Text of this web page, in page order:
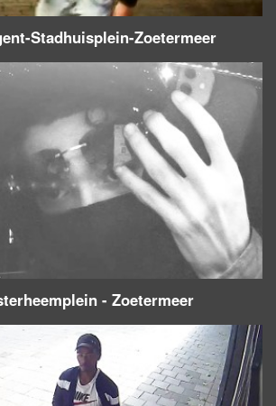
Stadhuisplein-Zoetermeer
- Zoetermeer